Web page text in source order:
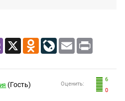
Viber X Odnoklassniki
LiveJournal
Email Print
6
0
Оценить:
(Гость)